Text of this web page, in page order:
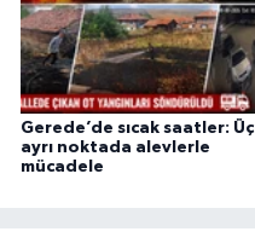
Gerede’de sıcak saatler: Üç
ayrı noktada alevlerle
mücadele